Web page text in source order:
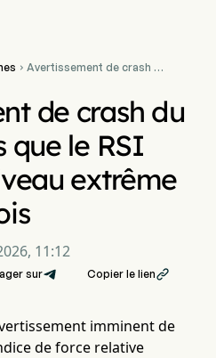
 Avertissement de crash du
pour la 4e fois
de crash du
que le RSI
extrême
11:12
sur Copier le lien
imminent de
de force relative